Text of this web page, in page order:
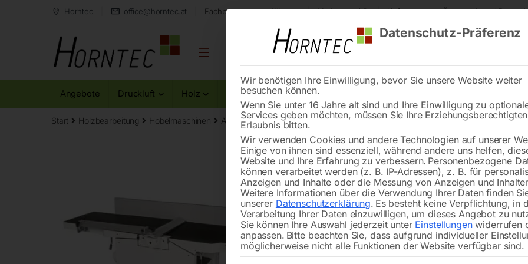
Horntec office@horntec.at Fachberatung aus Kärnten Markenqualität Lieferung nach Österreich und
Angebote Druckluft Holz Metall Reinigung
Start Holzbearbeitung Hobelmaschinen Abricht-Dickenhobel minimax fs 41c TERSA
🔍
Abricht-
Mit TERSA-Hobelmesser-
Datenschutz-Präferenz
Wir benötigen Ihre Einwilligung, bevor Sie unsere Website weiter
besuchen können.
Wenn Sie unter 16 Jahre alt sind und Ihre Einwilligung zu
Services geben möchten, müssen Sie Ihre
Erlaubnis bitten.
Wir verwenden Cookies und andere Technologien auf unserer
Einige von ihnen sind essenziell, während andere uns helfen,
Website und Ihre Erfahrung zu verbessern. Personenbezogene
können verarbeitet werden (z. B. IP-Adressen), z. B. für
Anzeigen und Inhalte oder die Messung von Anzeigen und
Weitere Informationen über die Verwendung Ihrer Daten finden
unserer Datenschutzerklärung. Es besteht keine Verpflichtung, in
Verarbeitung Ihrer Daten einzuwilligen, um dieses Angebot zu
Sie können Ihre Auswahl jederzeit unter Einstellungenwiderrufen
anpassen. Bitte beachten Sie, dass aufgrund individueller
möglicherweise nicht alle Funktionen der Website verfügbar sind.